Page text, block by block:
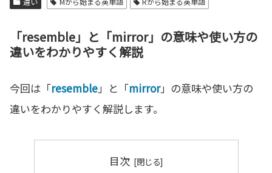
「resemble」と「mirror」の意味や使い方の
違いをわかりやすく解説
今回は「resemble」と「mirror」の意味や使い方の
違いをわかりやすく解説します。
目次